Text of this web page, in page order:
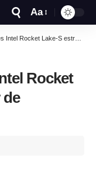
Aa
Lake-S estreiam divisor de memórias
Rocket
de